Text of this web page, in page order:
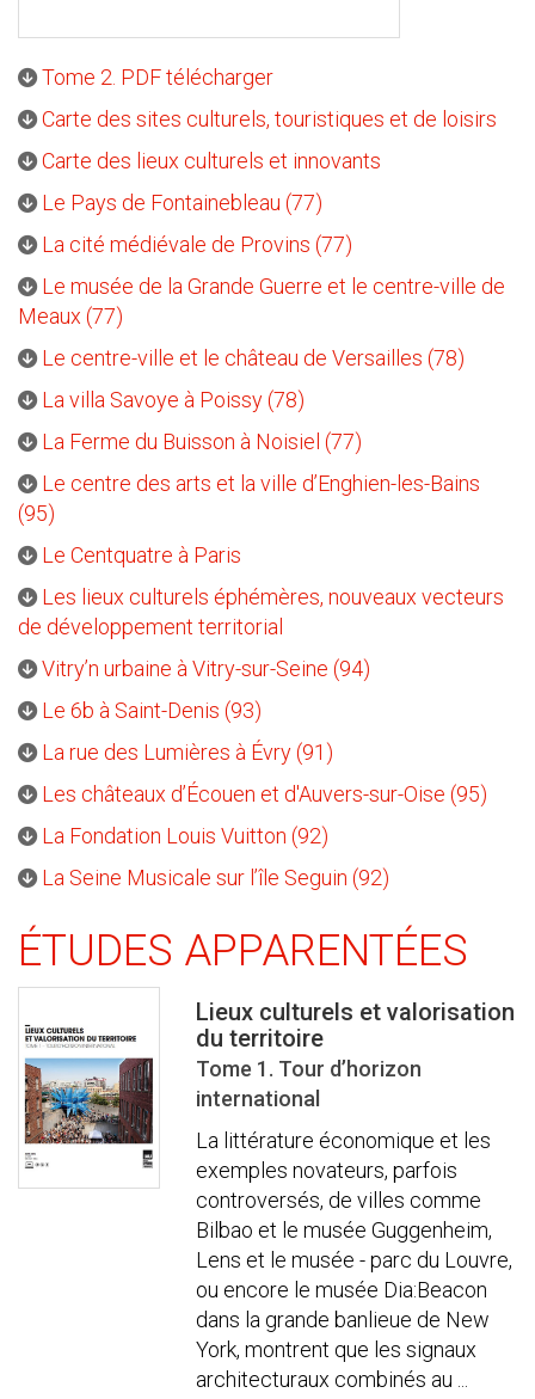
Tome 2. PDF télécharger
Carte des sites culturels, touristiques et de loisirs
Carte des lieux culturels et innovants
Le Pays de Fontainebleau (77)
La cité médiévale de Provins (77)
Le musée de la Grande Guerre et le centre-ville de
Meaux (77)
Le centre-ville et le château de Versailles (78)
La villa Savoye à Poissy (78)
La Ferme du Buisson à Noisiel (77)
Le centre des arts et la ville d’Enghien-les-Bains
(95)
Le Centquatre à Paris
Les lieux culturels éphémères, nouveaux vecteurs
de développement territorial
Vitry’n urbaine à Vitry-sur-Seine (94)
Le 6b à Saint-Denis (93)
La rue des Lumières à Évry (91)
Les châteaux d’Écouen et d'Auvers-sur-Oise (95)
La Fondation Louis Vuitton (92)
La Seine Musicale sur l’île Seguin (92)
ÉTUDES APPARENTÉES
Lieux culturels et valorisation
du territoire
Tome 1. Tour d’horizon
international
La littérature économique et les
exemples novateurs, parfois
controversés, de villes comme
Bilbao et le musée Guggenheim,
Lens et le musée - parc du Louvre,
ou encore le musée Dia:Beacon
dans la grande banlieue de New
York, montrent que les signaux
architecturaux combinés au ...